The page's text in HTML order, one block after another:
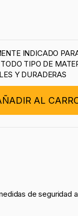
INDICADO
TIPO DE
Y DURADERAS
AL
de seguridad